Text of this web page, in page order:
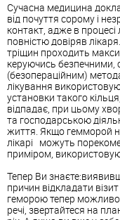
Сучасна медицина
від почуття сорому і
контакт, адже в
повністю довіряв
тріщин проходить
керуючись безпечними,
(безопераційним)
лікування
установки такого
відпадає, при цьому
та господарською
життя. Якщо гемморой не
лікарі можуть
приміром,
Тепер Ви
причин відкладати
геморою тепер
речі, звертайтеся на